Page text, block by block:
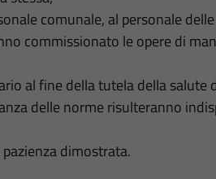
comunale, al personale
commissionato le opere di
al fine della tutela della salute
delle norme risulteranno
dimostrata.